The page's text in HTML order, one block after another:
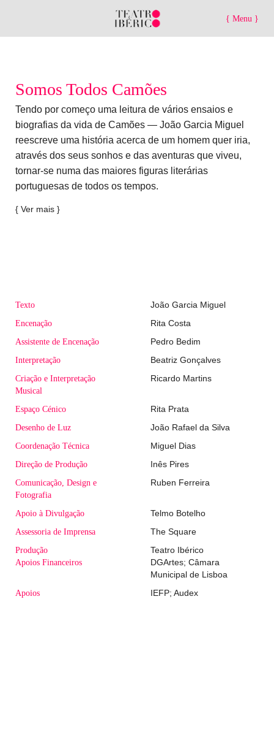
{ Menu }
Somos Todos Camões
Tendo por começo uma leitura de vários ensaios e
biografias da vida de Camões — João Garcia Miguel
reescreve uma história acerca de um homem quer iria,
através dos seus sonhos e das aventuras que viveu,
tornar-se numa das maiores figuras literárias
portuguesas de todos os tempos.
{ Ver mais }
Texto
João Garcia Miguel
Encenação
Rita Costa
Assistente de Encenação
Pedro Bedim
Interpretação
Beatriz Gonçalves
Criação e Interpretação
Musical
Ricardo Martins
Espaço Cénico
Rita Prata
Desenho de Luz
João Rafael da Silva
Coordenação Técnica
Miguel Dias
Direção de Produção
Inês Pires
Comunicação, Design e
Fotografia
Ruben Ferreira
Apoio à Divulgação
Telmo Botelho
Assessoria de Imprensa
The Square
Produção
Teatro Ibérico
Apoios Financeiros
DGArtes; Câmara
Municipal de Lisboa
Apoios
IEFP; Audex